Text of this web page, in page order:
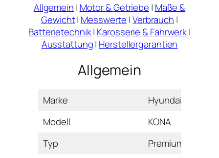
Allgemein | Motor & Getriebe | Maße &
Gewicht| Messwerte |Verbrauch |
Batterietechnik| Karosserie & Fahrwerk|
Ausstattung| Herstellergarantien
Allgemein
Marke
Hyundai
Modell
KONA
Typ
Premium